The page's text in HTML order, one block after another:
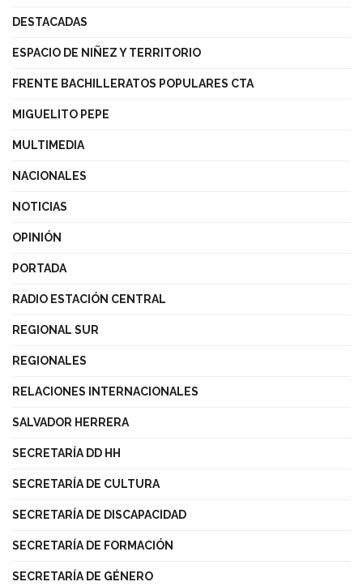
DESTACADAS
ESPACIO DE NIÑEZ Y TERRITORIO
FRENTE BACHILLERATOS POPULARES CTA
MIGUELITO PEPE
MULTIMEDIA
NACIONALES
NOTICIAS
OPINIÓN
PORTADA
RADIO ESTACIÓN CENTRAL
REGIONAL SUR
REGIONALES
RELACIONES INTERNACIONALES
SALVADOR HERRERA
SECRETARÍA DD HH
SECRETARÍA DE CULTURA
SECRETARÍA DE DISCAPACIDAD
SECRETARÍA DE FORMACIÓN
SECRETARÍA DE GÉNERO